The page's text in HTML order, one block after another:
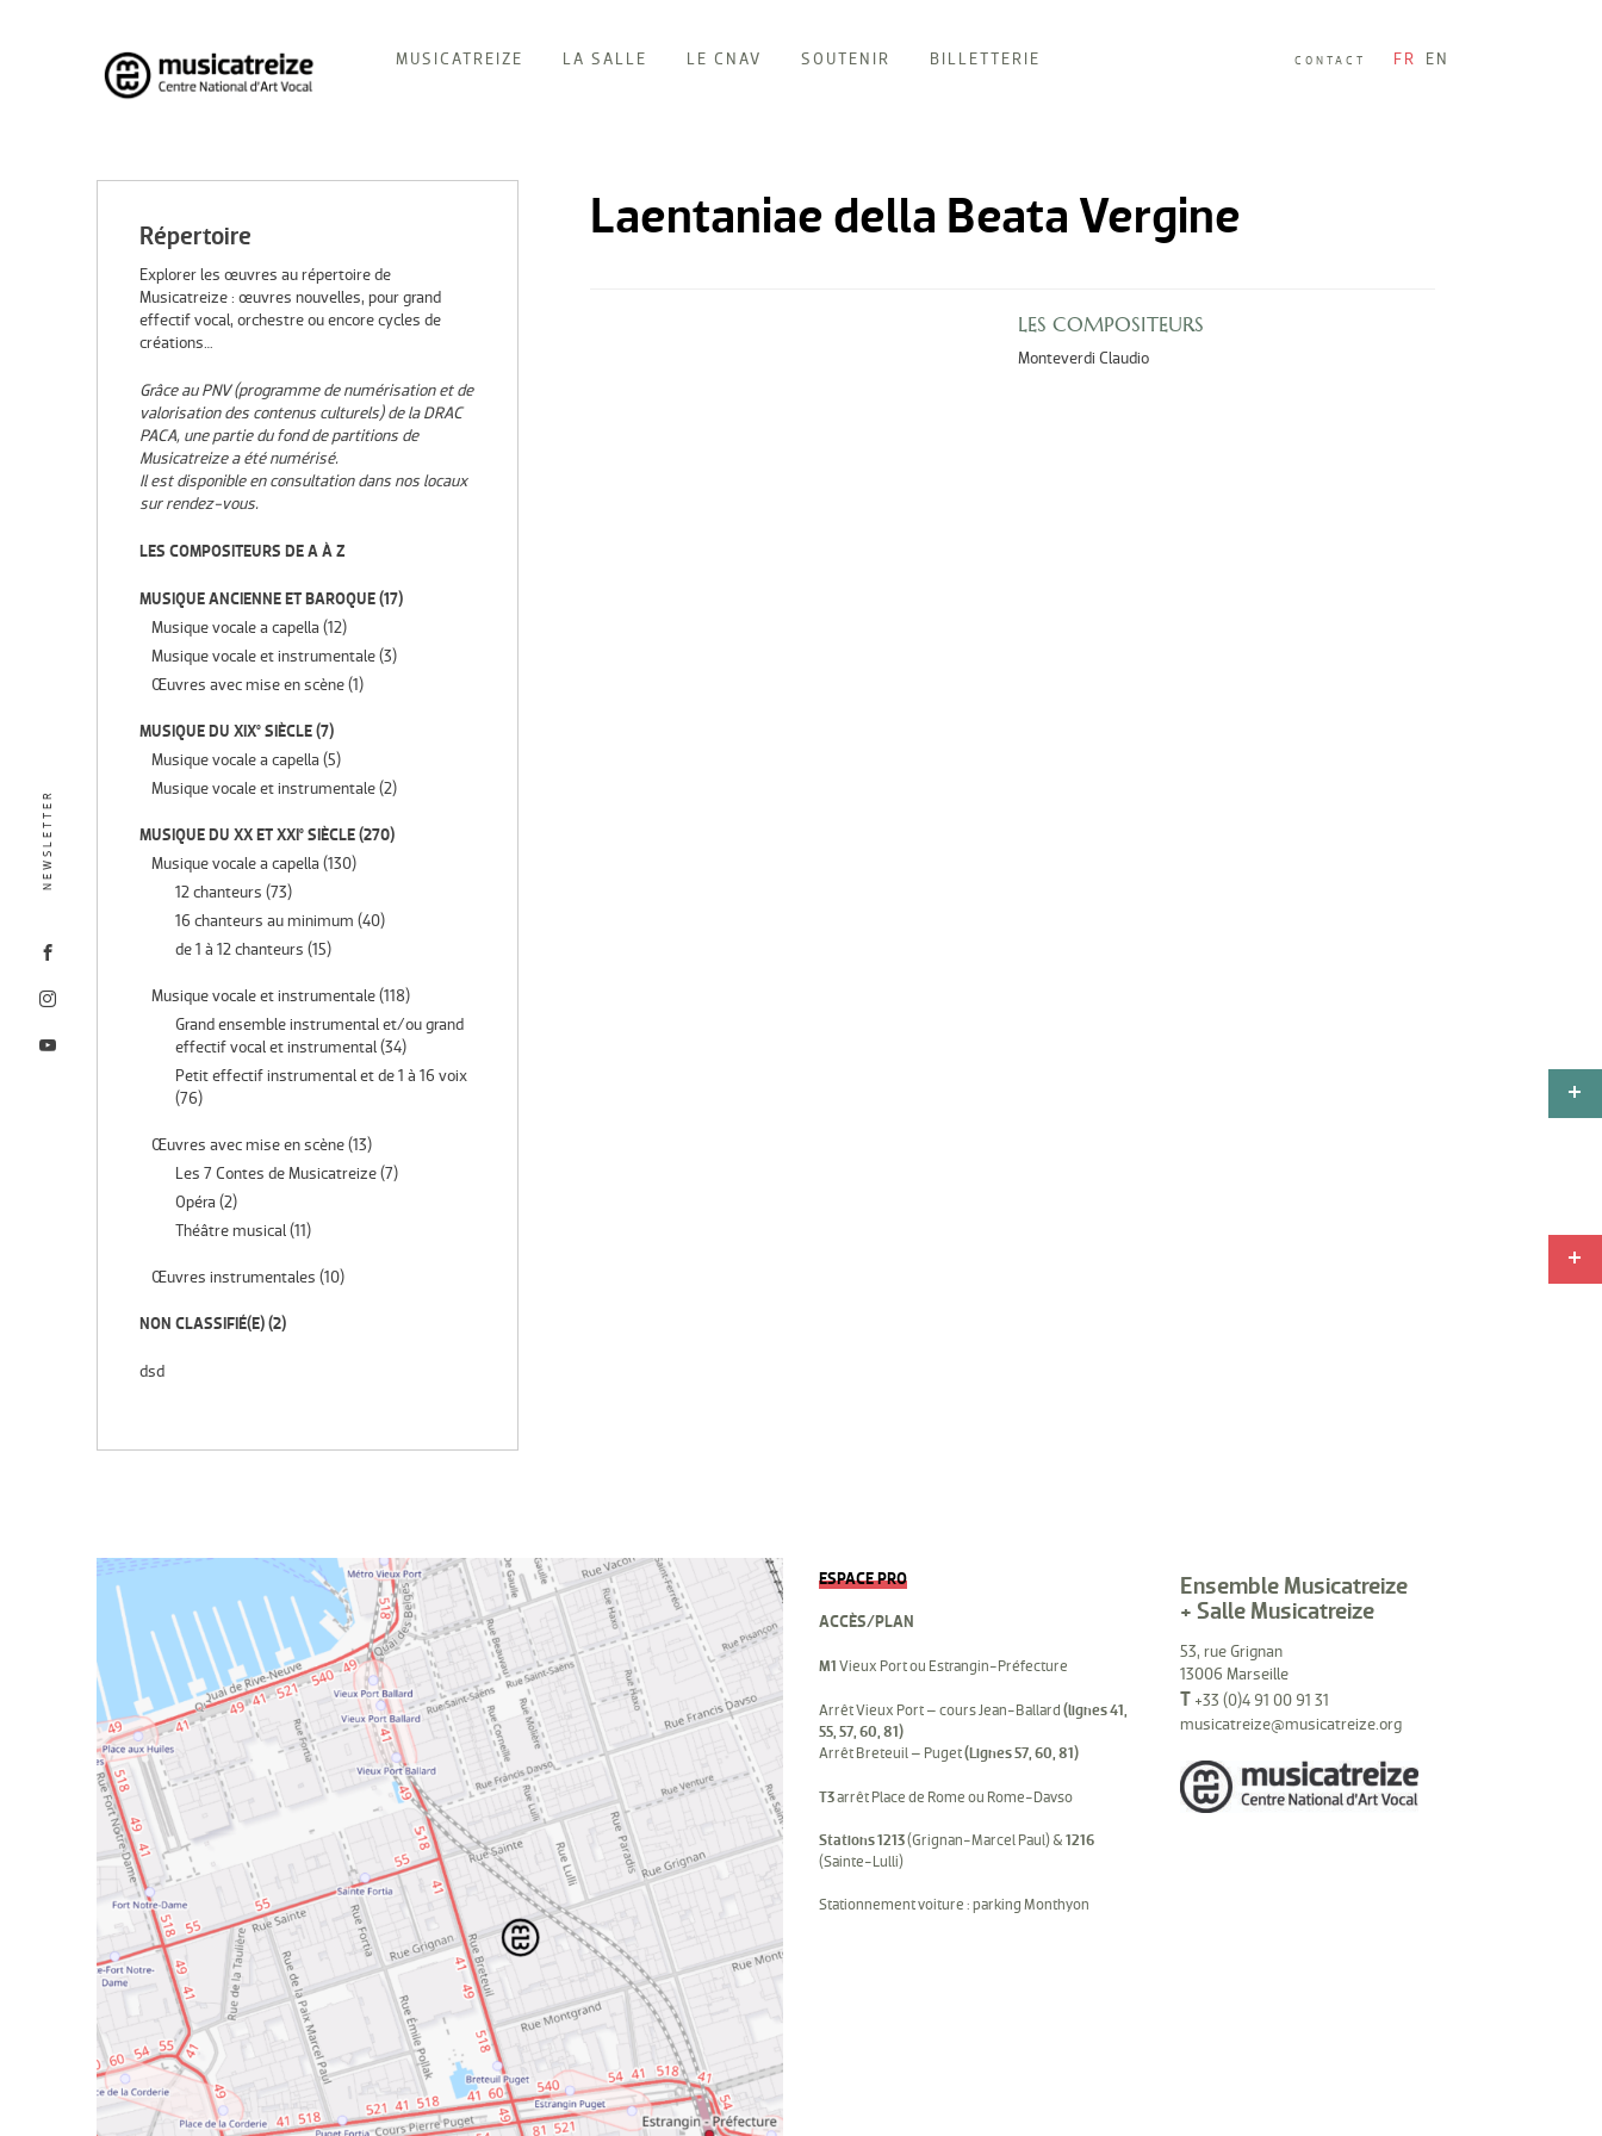
Skip
to
content
MUSICATREIZE LA SALLE LE CNAV SOUTENIR BILLETTERIE CONTACT FR EN
NEWSLETTER
Laentaniae della Beata Vergine
LES COMPOSITEURS
Monteverdi Claudio
Répertoire
Explorer les œuvres au répertoire de
Musicatreize : œuvres nouvelles, pour grand
effectif vocal, orchestre ou encore cycles de
créations…
Grâce au PNV (programme de numérisation et de
valorisation des contenus culturels) de la DRAC
PACA, une partie du fond de partitions de
Musicatreize a été numérisé.
Il est disponible en consultation dans nos locaux
sur rendez-vous.
LES COMPOSITEURS DE A À Z
MUSIQUE ANCIENNE ET BAROQUE(17)
Musique vocale a capella (12)
Musique vocale et instrumentale(3)
Œuvres avec mise en scène(1)
MUSIQUE DU XIX° SIÈCLE(7)
Musique vocale a capella (5)
Musique vocale et instrumentale(2)
MUSIQUE DU XX ET XXI° SIÈCLE(270)
Musique vocale a capella (130)
12 chanteurs (73)
16 chanteurs au minimum (40)
de 1 à 12 chanteurs (15)
Musique vocale et instrumentale(118)
Grand ensemble instrumental et/ou grand
effectif vocal et instrumental(34)
Petit effectif instrumental et de 1 à 16 voix
(76)
Œuvres avec mise en scène(13)
Les 7 Contes de Musicatreize(7)
Opéra (2)
Théâtre musical(11)
Œuvres instrumentales (10)
NON CLASSIFIÉ(E)(2)
dsd
ESPACE PRO
ACCÈS/PLAN
M1 Vieux Port ou Estrangin-Préfecture
Arrêt Vieux Port – cours Jean-Ballard (lignes 41,
55, 57, 60, 81)
Arrêt Breteuil – Puget(Lignes 57, 60, 81)
T3arrêt Place de Rome ou Rome-Davso
Stations 1213(Grignan-Marcel Paul) & 1216
(Sainte-Lulli)
Stationnement voiture : parking Monthyon
Ensemble Musicatreize
+ Salle Musicatreize
53, rue Grignan
13006 Marseille
T +33 (0)4 91 00 91 31
musicatreize@musicatreize.org